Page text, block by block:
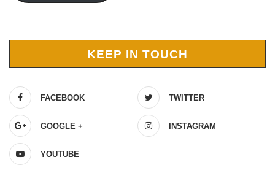
KEEP IN TOUCH
FACEBOOK TWITTER
GOOGLE + INSTAGRAM
YOUTUBE